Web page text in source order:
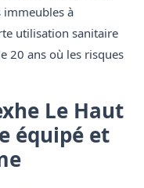
à
utilisation sanitaire
20 ans où les risques
Le Haut
équipé et